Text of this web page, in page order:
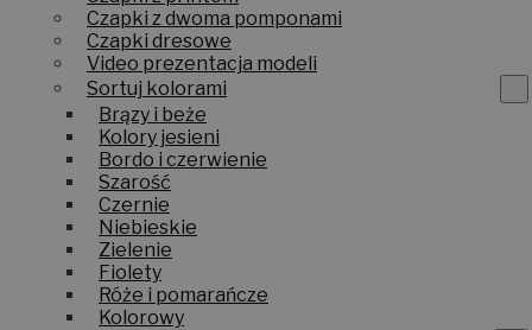
Czapki z dwoma pomponami
Czapki dresowe
Video prezentacja modeli
Sortuj kolorami
Brązy i beże
Kolory jesieni
Bordo i czerwienie
Szarość
Czernie
Niebieskie
Zielenie
Fiolety
Róże i pomarańcze
Kolorowy